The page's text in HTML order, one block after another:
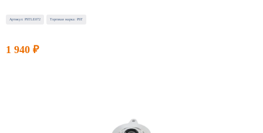
Артикул: PSTLE072 Торговая марка: PST
1 940 ₽